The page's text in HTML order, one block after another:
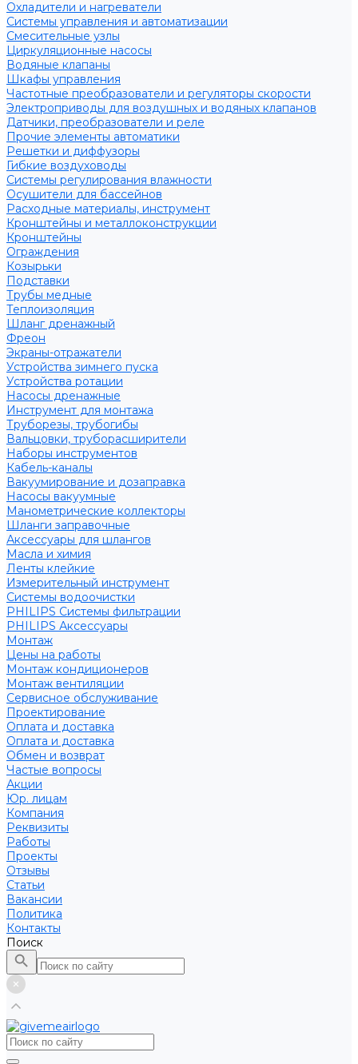
Охладители и нагреватели
Системы управления и автоматизации
Смесительные узлы
Циркуляционные насосы
Водяные клапаны
Шкафы управления
Частотные преобразователи и регуляторы скорости
Электроприводы для воздушных и водяных клапанов
Датчики, преобразователи и реле
Прочие элементы автоматики
Решетки и диффузоры
Гибкие воздуховоды
Системы регулирования влажности
Осушители для бассейнов
Расходные материалы, инструмент
Кронштейны и металлоконструкции
Кронштейны
Ограждения
Козырьки
Подставки
Трубы медные
Теплоизоляция
Шланг дренажный
Фреон
Экраны-отражатели
Устройства зимнего пуска
Устройства ротации
Насосы дренажные
Инструмент для монтажа
Труборезы, трубогибы
Вальцовки, труборасширители
Наборы инструментов
Кабель-каналы
Вакуумирование и дозаправка
Насосы вакуумные
Манометрические коллекторы
Шланги заправочные
Аксессуары для шлангов
Масла и химия
Ленты клейкие
Измерительный инструмент
Системы водоочистки
PHILIPS Системы фильтрации
PHILIPS Аксессуары
Монтаж
Цены на работы
Монтаж кондиционеров
Монтаж вентиляции
Сервисное обслуживание
Проектирование
Оплата и доставка
Оплата и доставка
Обмен и возврат
Частые вопросы
Акции
Юр. лицам
Компания
Реквизиты
Работы
Проекты
Отзывы
Статьи
Вакансии
Политика
Контакты
Поиск